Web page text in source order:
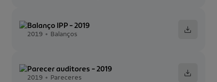
Balanço IPP - 2019
2019 Balanços
Parecer auditores - 2019
2019 Pareceres